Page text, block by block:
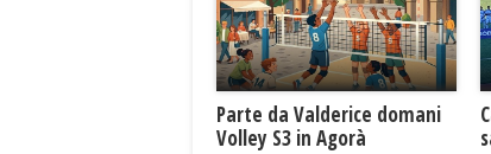
Parte da Valderice domani
Volley S3 in Agorà